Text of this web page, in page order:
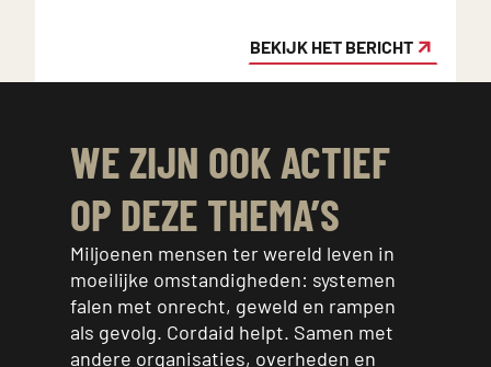
BEKIJK HET BERICHT
WE ZIJN OOK ACTIEF
OP DEZE THEMA’S
Miljoenen mensen ter wereld leven in
moeilijke omstandigheden: systemen
falen met onrecht, geweld en rampen
als gevolg. Cordaid helpt. Samen met
andere organisaties, overheden en